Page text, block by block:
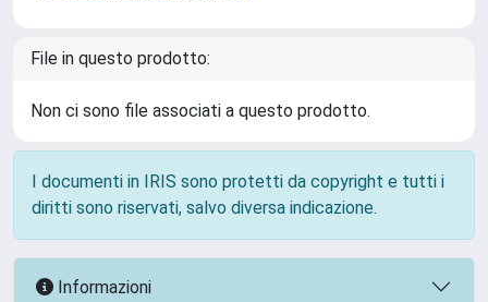
File in questo prodotto:
Non ci sono file associati a questo prodotto.
I documenti in IRIS sono protetti da copyright e tutti i
diritti sono riservati, salvo diversa indicazione.
Informazioni